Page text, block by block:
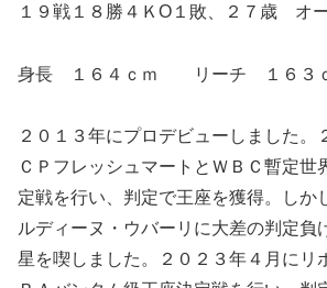
１９戦１８勝４ＫO１敗、２７歳 オ
身長 １６４ｃｍ リーチ １６３
２０１３年にプロデビューしました。
ＣＰフレッシュマートとＷＢＣ暫定世
定戦を行い、判定で王座を獲得。しか
ルディーヌ・ウバーリに大差の判定負
星を喫しました。２０２３年４月にリ